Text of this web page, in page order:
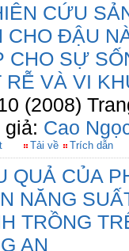
CỨU
CHO ĐẬU
CHO SỰ
RỄ VÀ VI
(2008)
giả: Cao
Tải về Trích dẫn
QUẢ CỦA
NĂNG
TRỒNG
AN